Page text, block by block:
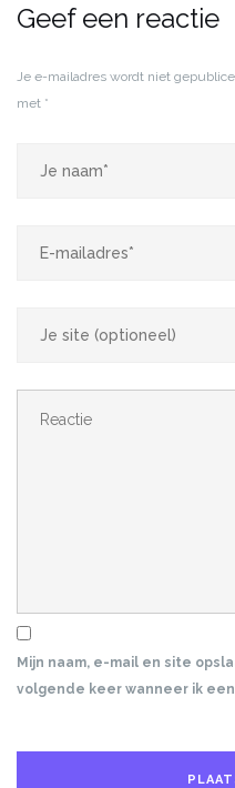
Geef een reactie
Je e-mailadres wordt niet
met *
Mijn naam, e-mail en site
volgende keer wanneer ik